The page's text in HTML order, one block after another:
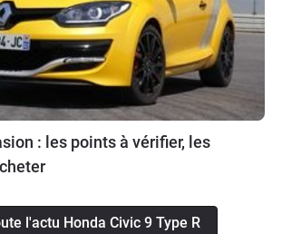
: les points à vérifier, les
l'actu Honda Civic 9 Type R